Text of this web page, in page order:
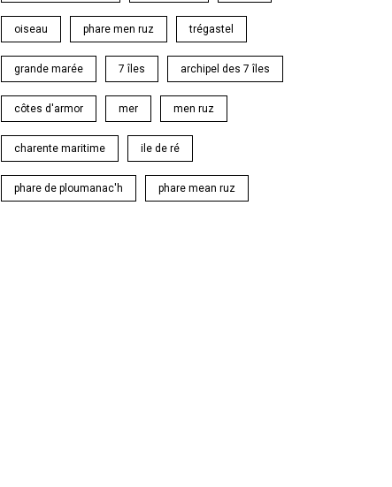
oiseau phare men ruz trégastel
grande marée 7 îles archipel des 7 îles
côtes d'armor mer men ruz
charente maritime ile de ré
phare de ploumanac'h phare mean ruz